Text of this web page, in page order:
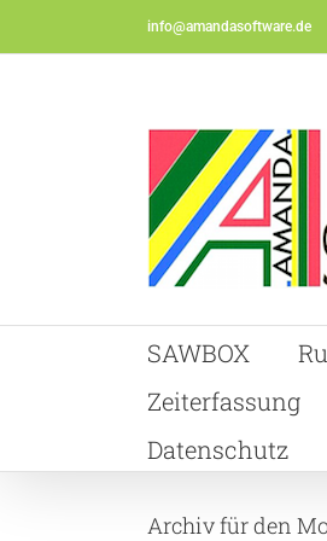
to
info@amandasoftware.de
SAWBOX
Zeiterfassung
Datenschutz
Archiv für den